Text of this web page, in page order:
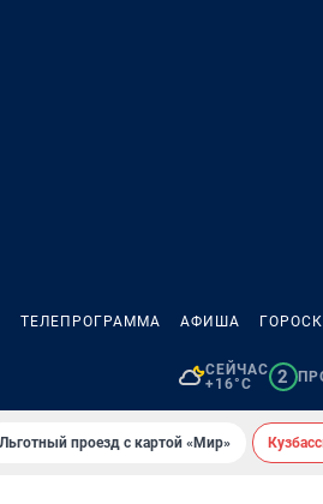
ТЕЛЕПРОГРАММА АФИША
СЕЙЧАС
+16°C
2
Льготный проезд с картой «Мир»